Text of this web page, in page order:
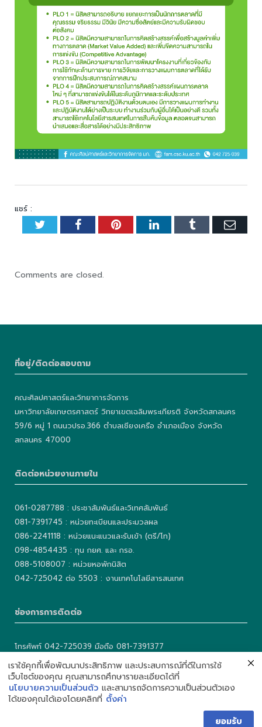
แชร์ :
TwitterFacebookPinterestLinkedInTumblr
Comments are closed.
ที่อยู่/ติดต่อสอบถาม
คณะศิลปศาสตร์และวิทยาการจัดการ
มหาวิทยาลัยเกษตรศาสตร์ วิทยาเขตเฉลิมพระเกียรติ จังหวัดสกลนคร
59/6 หมู่ 1 ถนนวปรอ.366 ตำบลเชียงเครือ อำเภอเมือง จังหวัด
สกลนคร 47000
ติดต่อหน่วยงานภายใน
061-0287788 : ประชาสัมพันธ์และวิเทศสัมพันธ์
081-7391745 : หน่วยทะเบียนและประมวลผล
086-2241118 : หน่วยแนะแนวและรับเข้า (ตรี/โท)
098-4854435 : ทุน กยศ. และ กรอ.
088-5108007 : หน่วยหอพักนิสิต
042-725042 ต่อ 5503 : งานเทคโนโลยีสารสนเทศ
ช่องการการติดต่อ
โทรศัพท์ 042-725039 มือถือ 081-7391377
เบอร์แฟกซ์ 042-725040
Facebook: คณะศิลปศาสตร์และวิทยาการจัดการ มก.
Web: http://fam.csc.ku.ac.th
เราใช้คุกกี้เพื่อพัฒนาประสิทธิภาพ และประสบการณ์ที่ดีในการใช้
เว็บไซต์ของคุณ คุณสามารถศึกษารายละเอียดได้ที่
นโยบายความเป็นส่วนตัว และสามารถจัดการความเป็นส่วนตัวเอง
ได้ของคุณได้เองโดยคลิกที่ ตั้งค่า
ยอมรับ